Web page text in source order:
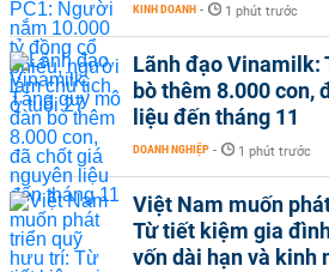
KINH DOANH - 1 phút trước
Lãnh đạo Vinamilk:
bò thêm 8.000 con,
liệu đến tháng 11
DOANH NGHIỆP - 1 phút trước
Việt Nam muốn
Từ tiết kiệm gia
vốn dài hạn và kinh